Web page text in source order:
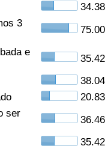
34.38
3
75.00
e
35.42
38.04
20.83
ser
36.46
35.42